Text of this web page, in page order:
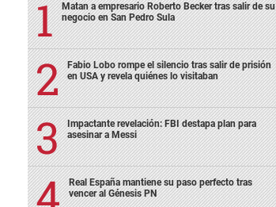
Matan a empresario Roberto Becker tras salir de su
negocio en San Pedro Sula
Fabio Lobo rompe el silencio tras salir de prisión
en USA y revela quiénes lo visitaban
Impactante revelación: FBI destapa plan para
asesinar a Messi
Real España mantiene su paso perfecto tras
vencer al Génesis PN